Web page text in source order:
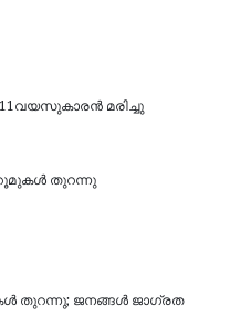
11വയസുകാരന്‍ മരിച്ചു
റൂമുകള്‍ തുറന്നു
തുറന്നു; ജനങ്ങള്‍ ജാഗ്രത